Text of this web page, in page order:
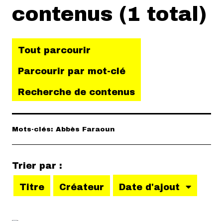
contenus (1 total)
Tout parcourir
Parcourir par mot-clé
Recherche de contenus
Mots-clés: Abbès Faraoun
Trier par :
Titre Créateur Date d'ajout